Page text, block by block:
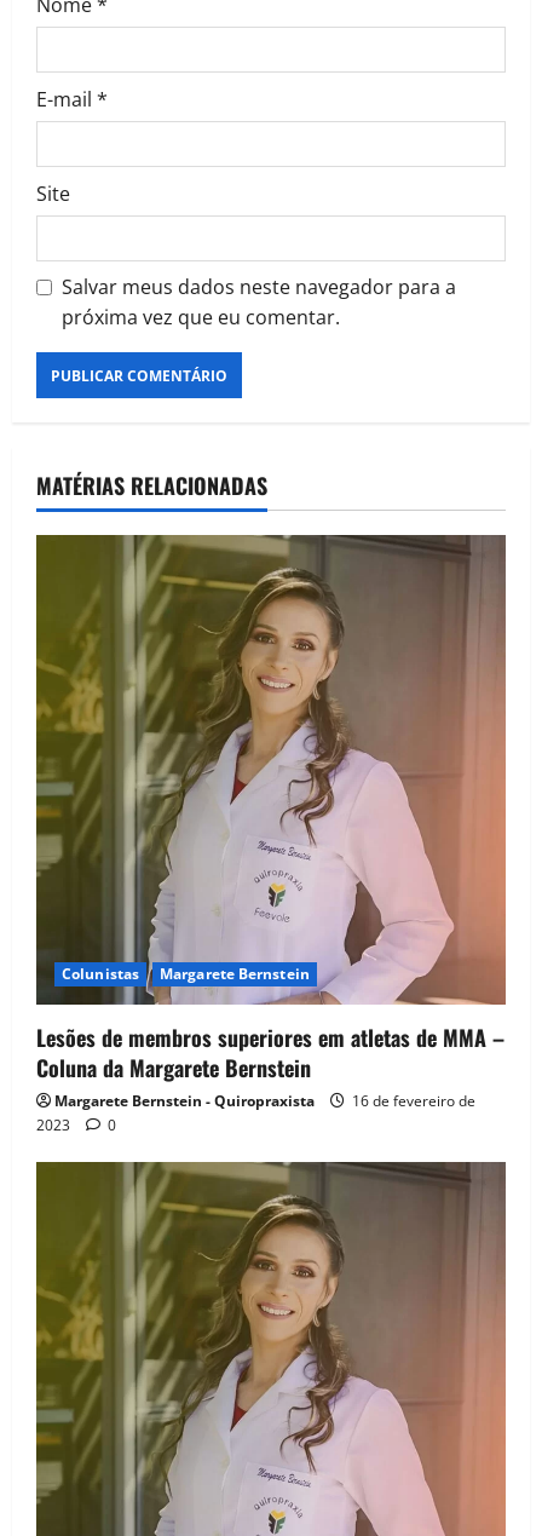
E-mail *
Site
Salvar meus dados neste navegador para a
próxima vez que eu comentar.
MATÉRIAS RELACIONADAS
Colunistas Margarete Bernstein
Lesões de membros superiores em atletas de MMA –
Coluna da Margarete Bernstein
Margarete Bernstein - Quiropraxista
16 de fevereiro de
2023
0